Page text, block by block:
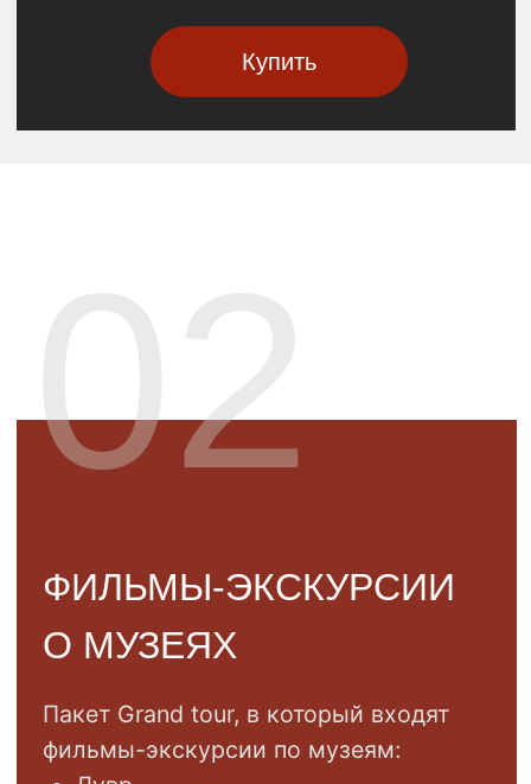
на вашем девайсе в любое время.